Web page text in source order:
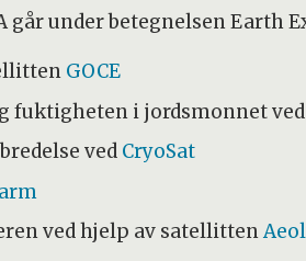
går under betegnelsen
GOCE
fuktigheten i jordsmonnet ved
ved CryoSat
ved hjelp av satellitten